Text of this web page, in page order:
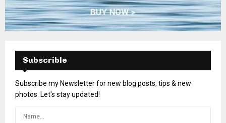
Subscrible
Subscribe my Newsletter for new blog posts, tips & new
photos. Let's stay updated!